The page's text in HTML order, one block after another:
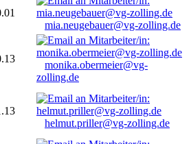
mia.neugebauer@vg-zolling.de
monika.obermeier@vg-
zolling.de
helmut.priller@vg-zolling.de